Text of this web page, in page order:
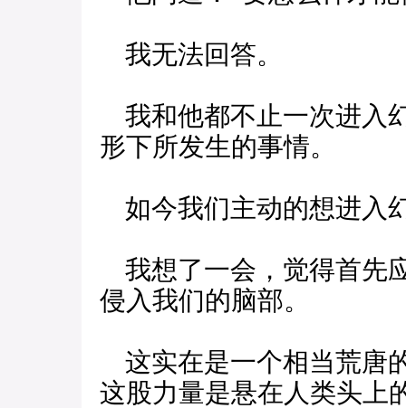
我无法回答。
我和他都不止一次进入
形下所发生的事情。
如今我们主动的想进入
我想了一会，觉得首先
侵入我们的脑部。
这实在是一个相当荒唐
这股力量是悬在人类头上